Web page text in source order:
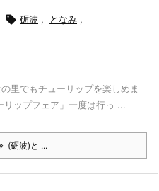
 砺波 , となみ ,
里でもチューリップを楽しめま
ップフェア」一度は行っ ...
(砺波)と ...